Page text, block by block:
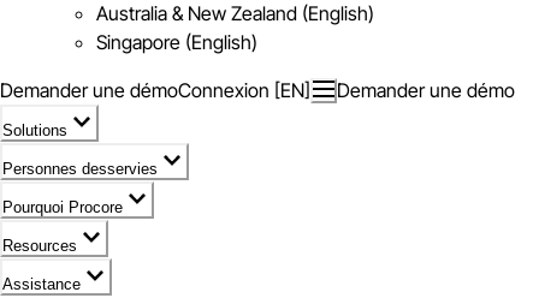
Australia & New Zealand (English)
Singapore (English)
Demander une démoConnexion [EN] Demander une démo
Solutions
Personnes desservies
Pourquoi Procore
Resources
Assistance